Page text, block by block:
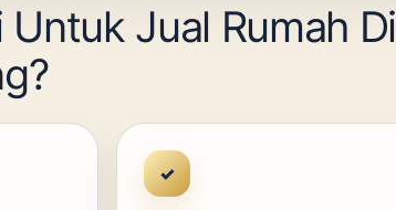
Untuk Jual Rumah Di
✓